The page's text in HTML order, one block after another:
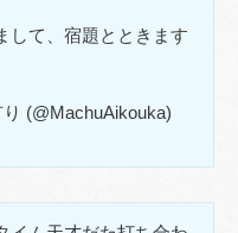
して、宿題とときます
(@MachuAikouka)